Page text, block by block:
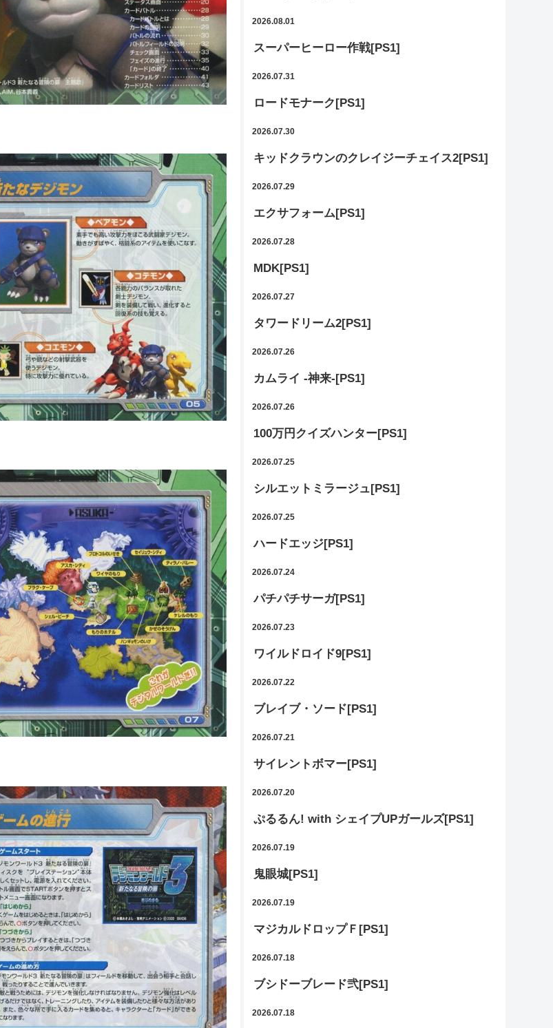
2026.08.01
スーパーヒーロー作戦[PS1]
2026.07.31
ロードモナーク[PS1]
2026.07.30
キッドクラウンのクレイジーチェイス2[PS1]
2026.07.29
エクサフォーム[PS1]
2026.07.28
MDK[PS1]
2026.07.27
タワードリーム2[PS1]
2026.07.26
カムライ -神来-[PS1]
2026.07.26
100万円クイズハンター[PS1]
2026.07.25
シルエットミラージュ[PS1]
2026.07.25
ハードエッジ[PS1]
2026.07.24
パチパチサーガ[PS1]
2026.07.23
ワイルドロイド9[PS1]
2026.07.22
ブレイブ・ソード[PS1]
2026.07.21
サイレントボマー[PS1]
2026.07.20
ぷるるん! with シェイプUPガールズ[PS1]
2026.07.19
鬼眼城[PS1]
2026.07.19
マジカルドロップＦ[PS1]
2026.07.18
ブシドーブレード弐[PS1]
2026.07.18